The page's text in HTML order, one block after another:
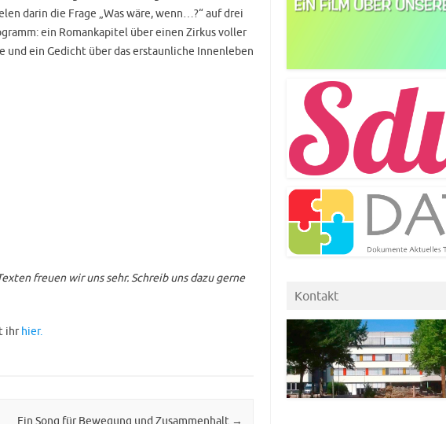
darin die Frage „Was wäre, wenn…?“ auf drei
ein Romankapitel über einen Zirkus voller
und ein Gedicht über das erstaunliche Innenleben
freuen wir uns sehr. Schreib uns dazu gerne
ihrhier.
Ein Song für Bewegung und Zusammenhalt →
Kontakt